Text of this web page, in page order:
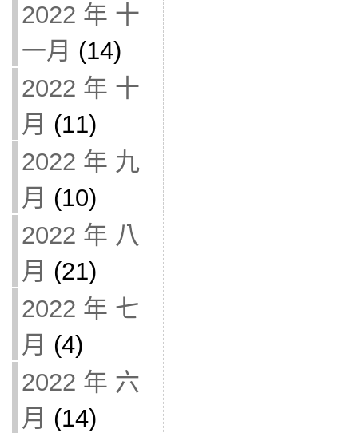
2022 年 十
一月 (14)
2022 年 十
月 (11)
2022 年 九
月 (10)
2022 年 八
月 (21)
2022 年 七
月 (4)
2022 年 六
月 (14)